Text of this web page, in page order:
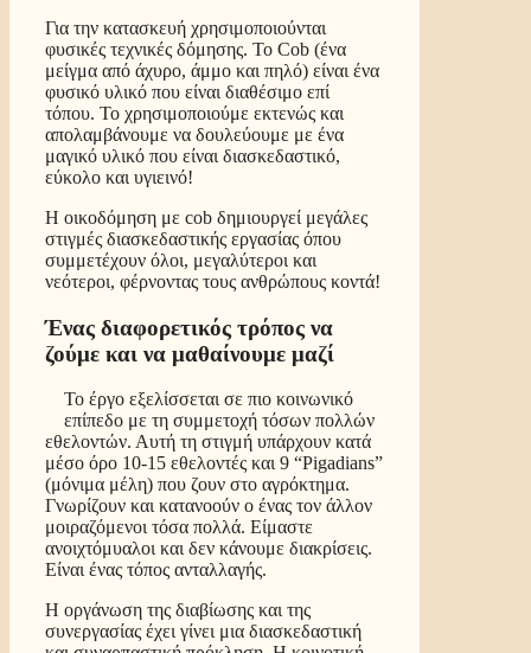
Για την κατασκευή χρησιμοποιούνται
φυσικές τεχνικές δόμησης. Το Cob (ένα
μείγμα από άχυρο, άμμο και πηλό) είναι ένα
φυσικό υλικό που είναι διαθέσιμο επί
τόπου. Το χρησιμοποιούμε εκτενώς και
απολαμβάνουμε να δουλεύουμε με ένα
μαγικό υλικό που είναι διασκεδαστικό,
εύκολο και υγιεινό!
Η οικοδόμηση με cob δημιουργεί μεγάλες
στιγμές διασκεδαστικής εργασίας όπου
συμμετέχουν όλοι, μεγαλύτεροι και
νεότεροι, φέρνοντας τους ανθρώπους κοντά!
Ένας διαφορετικός τρόπος να
ζούμε και να μαθαίνουμε μαζί
Το έργο εξελίσσεται σε πιο κοινωνικό
επίπεδο με τη συμμετοχή τόσων πολλών
εθελοντών. Αυτή τη στιγμή υπάρχουν κατά
μέσο όρο 10-15 εθελοντές και 9 “Pigadians”
(μόνιμα μέλη) που ζουν στο αγρόκτημα.
Γνωρίζουν και κατανοούν ο ένας τον άλλον
μοιραζόμενοι τόσα πολλά. Είμαστε
ανοιχτόμυαλοι και δεν κάνουμε διακρίσεις.
Είναι ένας τόπος ανταλλαγής.
Η οργάνωση της διαβίωσης και της
συνεργασίας έχει γίνει μια διασκεδαστική